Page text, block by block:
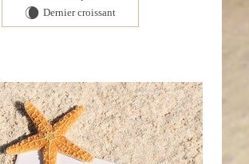
W Dernier croissant